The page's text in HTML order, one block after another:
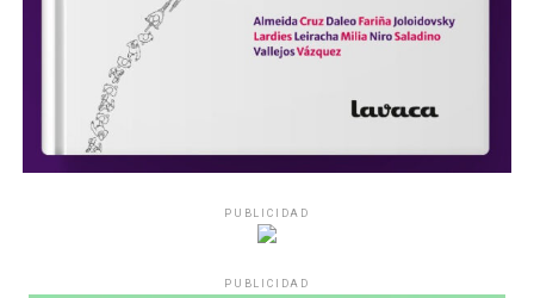
PUBLICIDAD
PUBLICIDAD